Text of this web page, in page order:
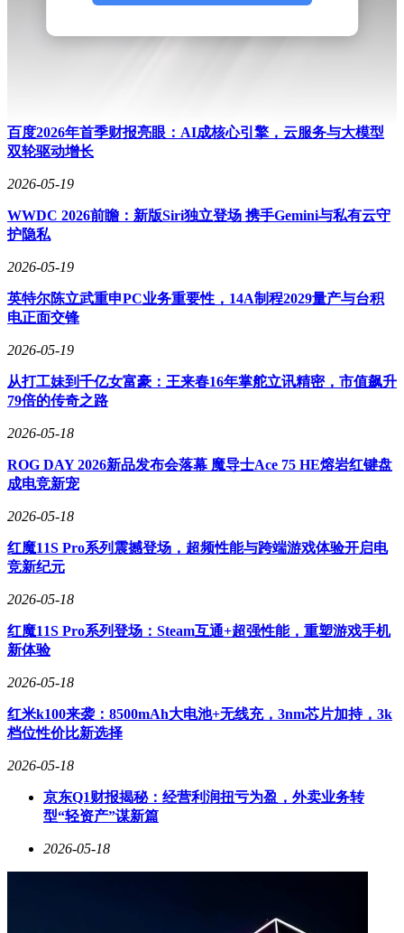
百度2026年首季财报亮眼：AI成核心引擎，云服务与大模型
双轮驱动增长
2026-05-19
WWDC 2026前瞻：新版Siri独立登场 携手Gemini与私有云守
护隐私
2026-05-19
英特尔陈立武重申PC业务重要性，14A制程2029量产与台积
电正面交锋
2026-05-19
从打工妹到千亿女富豪：王来春16年掌舵立讯精密，市值飙升
79倍的传奇之路
2026-05-18
ROG DAY 2026新品发布会落幕 魔导士Ace 75 HE熔岩红键盘
成电竞新宠
2026-05-18
红魔11S Pro系列震撼登场，超频性能与跨端游戏体验开启电
竞新纪元
2026-05-18
红魔11S Pro系列登场：Steam互通+超强性能，重塑游戏手机
新体验
2026-05-18
红米k100来袭：8500mAh大电池+无线充，3nm芯片加持，3k
档位性价比新选择
2026-05-18
京东Q1财报揭秘：经营利润扭亏为盈，外卖业务转
型“轻资产”谋新篇
2026-05-18